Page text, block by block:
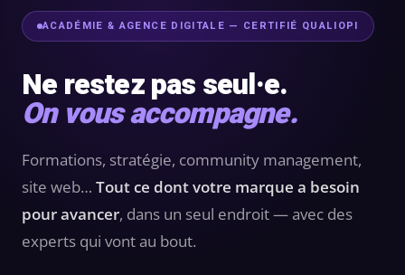
évolution
d’image
ACQUISITION
& SUPPORTS
ANALYTIQUE
Forfaits
hébergement
&
Packs
création
site
web
ACADÉMIE & AGENCE DIGITALE — CERTIFIÉ QUALIOPI
Ne restez pas seul·e.
On vous accompagne.
Formations, stratégie, community management,
site web… Tout ce dont votre marque a besoin
pour avancer, dans un seul endroit — avec des
experts qui vont au bout.